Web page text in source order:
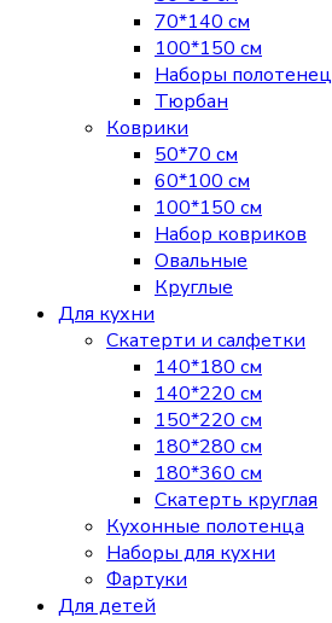
70*140 см
100*150 см
Наборы полотенец
Тюрбан
Коврики
50*70 см
60*100 см
100*150 см
Набор ковриков
Овальные
Круглые
Для кухни
Скатерти и салфетки
140*180 см
140*220 см
150*220 см
180*280 см
180*360 см
Скатерть круглая
Кухонные полотенца
Наборы для кухни
Фартуки
Для детей